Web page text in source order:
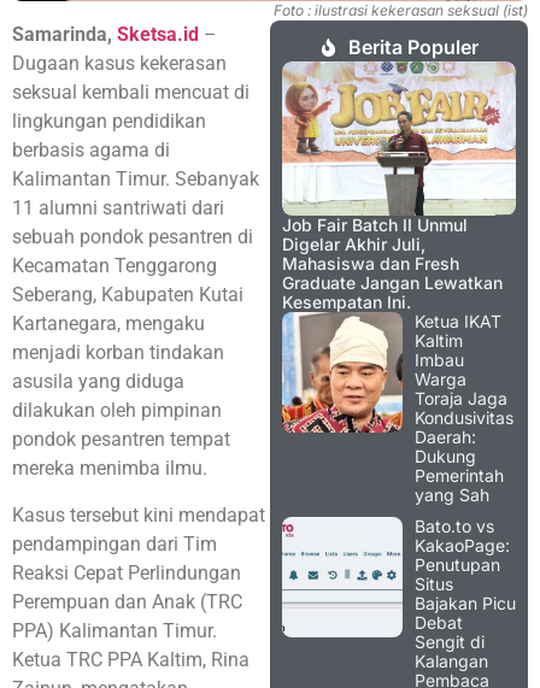
Foto : ilustrasi kekerasan seksual (ist)
Samarinda, Sketsa.id –
Dugaan kasus kekerasan
seksual kembali mencuat di
lingkungan pendidikan
berbasis agama di
Kalimantan Timur. Sebanyak
11 alumni santriwati dari
sebuah pondok pesantren di
Kecamatan Tenggarong
Seberang, Kabupaten Kutai
Kartanegara, mengaku
menjadi korban tindakan
asusila yang diduga
dilakukan oleh pimpinan
pondok pesantren tempat
mereka menimba ilmu.
Kasus tersebut kini mendapat
pendampingan dari Tim
Reaksi Cepat Perlindungan
Perempuan dan Anak (TRC
PPA) Kalimantan Timur.
Ketua TRC PPA Kaltim, Rina
Berita Populer
Job Fair Batch II Unmul
Digelar Akhir Juli,
Mahasiswa dan Fresh
Graduate Jangan Lewatkan
Kesempatan Ini.
Ketua IKAT
Kaltim
Imbau
Warga
Toraja Jaga
Kondusivitas
Daerah:
Dukung
Pemerintah
yang Sah
Bato.to vs
KakaoPage:
Penutupan
Situs
Bajakan Picu
Debat
Sengit di
Kalangan
Pembaca